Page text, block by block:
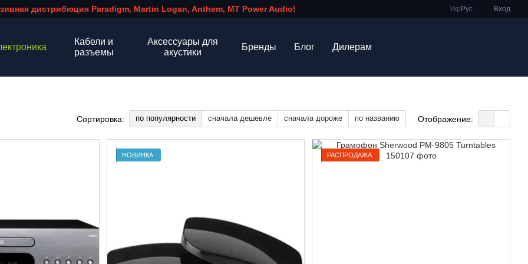
дистрибюция Paradigm, Martin Logan, Anthem, MT Power Audio! Укр Рус Вход
Кабели и
разъемы
Аксессуары для
акустики
Бренды Блог Дилерам
Сортировка: по популярности сначала дешевле сначала дороже по названию Отображение:
НОВИНКА РАСПРОДАЖА